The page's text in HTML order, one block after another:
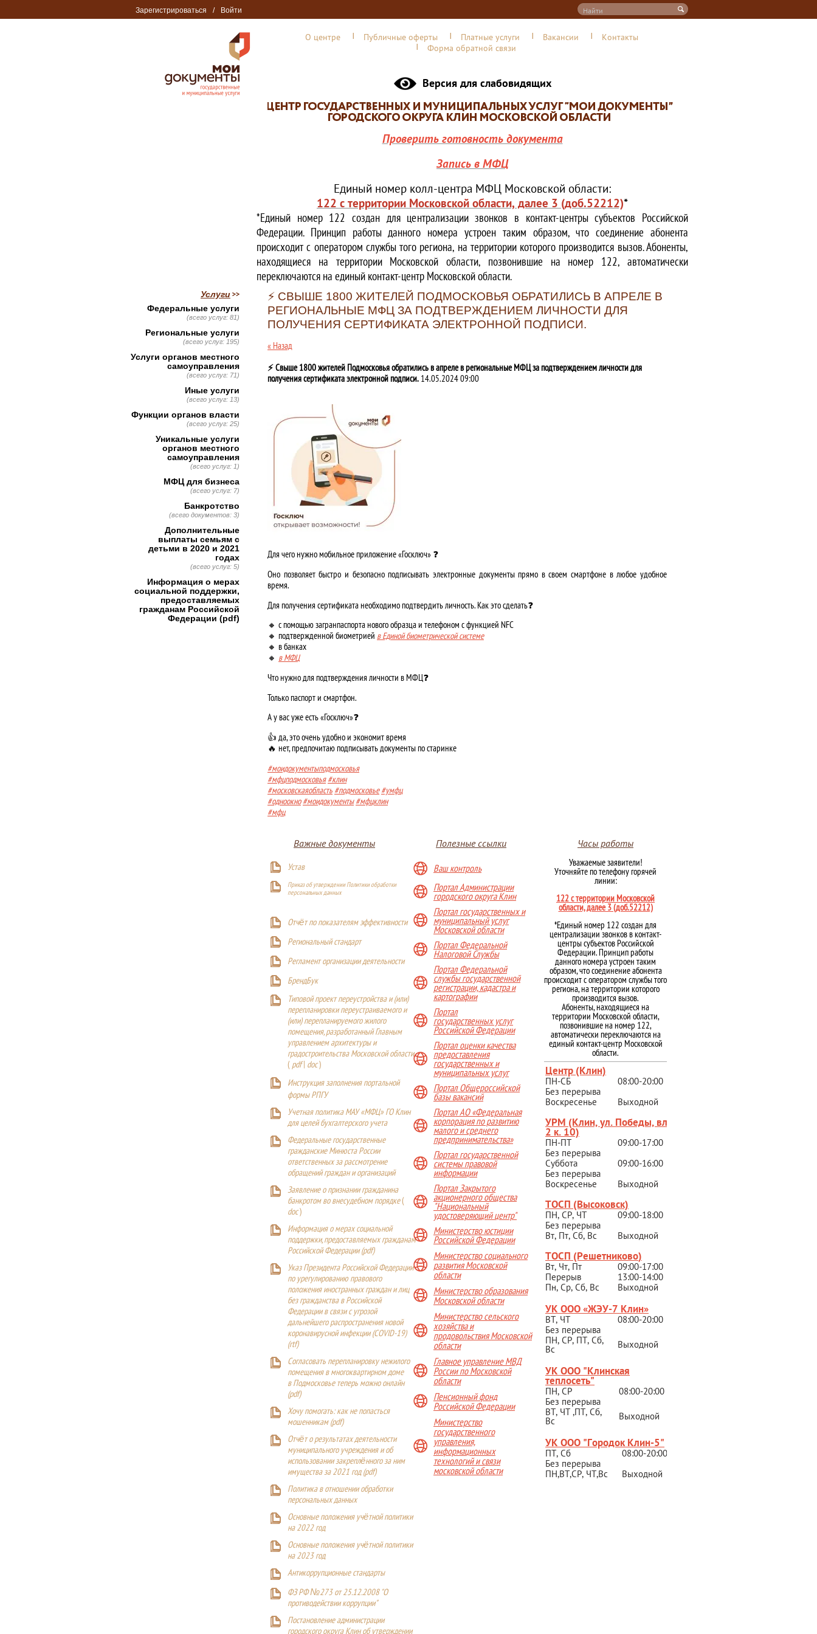
Зарегистрироваться / Войти
О центре Публичные оферты Платные услуги Вакансии
Контакты
Форма обратной связи
Версия для слабовидящих
Проверить готовность документа
Запись в МФЦ
Единый номер колл-центра МФЦ Московской области:
122 с территории Московской области, далее 3 (доб.52212)*
*Единый номер 122 создан для централизации звонков в контакт-центры субъектов Российской
Федерации. Принцип работы данного номера устроен таким образом, что соединение абонента
происходит с оператором службы того региона, на территории которого производится вызов. Абоненты,
находящиеся на территории Московской области, позвонившие на номер 122, автоматически
переключаются на единый контакт-центр Московской области.
⚡️ СВЫШЕ 1800 ЖИТЕЛЕЙ ПОДМОСКОВЬЯ ОБРАТИЛИСЬ В АПРЕЛЕ В
РЕГИОНАЛЬНЫЕ МФЦ ЗА ПОДТВЕРЖДЕНИЕМ ЛИЧНОСТИ ДЛЯ
ПОЛУЧЕНИЯ СЕРТИФИКАТА ЭЛЕКТРОННОЙ ПОДПИСИ.
« Назад
⚡️ Свыше 1800 жителей Подмосковья обратились в апреле в региональные МФЦ за подтверждением личности для
получения сертификата электронной подписи. 14.05.2024 09:00
Для чего нужно мобильное приложение «Госключ» ❓
Оно позволяет быстро и безопасно подписывать электронные документы прямо в своем смартфоне в любое удобное
время.
Для получения сертификата необходимо подтвердить личность. Как это сделать❓
🔸 с помощью загранпаспорта нового образца и телефоном с функцией NFC
🔸 подтвержденной биометрией в Единой биометрической системе
🔸 в банках
🔸 в МФЦ
Что нужно для подтверждения личности в МФЦ❓
Только паспорт и смартфон.
А у вас уже есть «Госключ»❓
👍 да, это очень удобно и экономит время
🔥 нет, предпочитаю подписывать документы по старинке
#моидокументыподмосковья
#мфцподмосковья #клин
#московскаяобласть #подмосковье #умфц
#одноокно #моидокументы #мфцклин
#мфц
Важные документы
Устав
Приказ об утверждении Политики обработки
персональных данных
Отчёт по показателям эффективности
Региональный стандарт
Регламент организации деятельности
БрендБук
Типовой проект переустройства и (или)
перепланировки переустраиваемого и
(или) перепланируемого жилого
помещения, разработанный Главным
управлением архитектуры и
градостроительства Московской области
( pdf| doc)
Инструкция заполнения портальной
формы РПГУ
Учетная политика МАУ «МФЦ» ГО Клин
для целей бухгалтерского учета
Федеральные государственные
гражданские Минюста России
ответственных за рассмотрение
обращений граждан и организаций
Заявление о признании гражданина
банкротом во внесудебном порядке(
doc)
Информация о мерах социальной
поддержки, предоставляемых гражданам
Российской Федерации (pdf)
Указ Президента Российской Федерации
по урегулированию правового
положения иностранных граждан и лиц
без гражданства в Российской
Федерации в связи с угрозой
дальнейшего распространения новой
коронавирусной инфекции (COVID-19)
(rtf)
Согласовать перепланировку нежилого
помещения в многоквартирном доме
в Подмосковье теперь можно онлайн
(pdf)
Хочу помогать: как не попасться
мошенникам (pdf)
Отчёт о результатах деятельности
муниципального учреждения и об
использовании закреплённого за ним
имущества за 2021 год (pdf)
Политика в отношении обработки
персональных данных
Основные положения учётной политики
на 2022 год
Основные положения учётной политики
на 2023 год
Антикоррупционные стандарты
ФЗ РФ №273 от 25.12.2008 "О
противодействии коррупции"
Постановление администрации
Полезные ссылки
Ваш контроль
Портал Администрации
городского округа Клин
Портал государственных и
муниципальный услуг
Московской области
Портал Федеральной
Налоговой Службы
Портал Федеральной
службы государственной
регистрации, кадастра и
картографии
Портал
государственных услуг
Российской Федерации
Портал оценки качества
предоставления
государственных и
муниципальных услуг
Портал Общероссийской
базы вакансий
Портал АО «Федеральная
корпорация по развитию
малого и среднего
предпринимательства»
Портал государственной
системы правовой
информации
Портал Закрытого
акционерного общества
"Национальный
удостоверяющий центр"
Министерство юстиции
Российской Федерации
Министерство социального
развития Московской
области
Министерство образования
Московской области
Министерство сельского
хозяйства и
продовольствия Московской
области
Главное управление МВД
России по Московской
области
Пенсионный фонд
Российской Федерации
Министерство
государственного
управления,
информационных
технологий и связи
московской области
Часы работы
Уважаемые заявители!
Уточняйте по телефону горячей
линии:
122 с территории Московской
области, далее 3 (доб.52212)
*Единый номер 122 создан для
централизации звонков в контакт-
центры субъектов Российской
Федерации. Принцип работы
данного номера устроен таким
образом, что соединение абонента
происходит с оператором службы того
региона, на территории которого
производится вызов.
Абоненты, находящиеся на
территории Московской области,
позвонившие на номер 122,
автоматически переключаются на
единый контакт-центр Московской
области.
Центр (Клин)
ПН-СБ
08:00-20:00
Без перерыва
Воскресенье
Выходной
УРМ (Клин, ул. Победы, вл.
2 к. 10)
ПН-ПТ
09:00-17:00
Без перерыва
Суббота
09:00-16:00
Без перерыва
Воскресенье
Выходной
ТОСП (Высоковск)
ПН, СР, ЧТ
09:00-18:00
Без перерыва
Вт, Пт, Сб, Вс
Выходной
ТОСП (Решетниково)
Вт, Чт, Пт
09:00-17:00
Перерыв
13:00-14:00
Пн, Ср, Сб, Вс
Выходной
УК ООО «ЖЭУ-7 Клин»
ВТ, ЧТ
08:00-20:00
Без перерыва
ПН, СР, ПТ, Сб,
Вс Выходной
УК ООО "Клинская
теплосеть"
ПН, СР
08:00-20:00
Без перерыва
ВТ, ЧТ ,ПТ, Сб,
Вс Выходной
УК ООО "Городок Клин-5"
ПТ, Сб
08:00-20:00
Без перерыва
ПН,ВТ,СР, ЧТ,Вс Выходной
Услуги
Федеральные услуги
(всего услуг: 81)
Региональные услуги
(всего услуг: 195)
Услуги органов местного
самоуправления
(всего услуг: 71)
Иные услуги
(всего услуг: 13)
Функции органов власти
(всего услуг: 25)
Уникальные услуги
органов местного
самоуправления
(всего услуг: 1)
МФЦ для бизнеса
(всего услуг: 7)
Банкротство
(всего документов: 3)
Дополнительные
выплаты семьям с
детьми в 2020 и 2021
годах
(всего услуг: 5)
Информация о мерах
социальной поддержки,
предоставляемых
гражданам Российской
Федерации (pdf)